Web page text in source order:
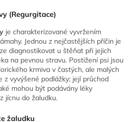
(Regurgitace)
je charakterizované vyvržením
Jednou z nejčastějších příčin je
diagnostikovat u štěňat při jejich
na pevnou stravu. Postižení psi jsou
krmiva v častých, ale malých
z vyvýšené podlážky; její průchod
mohou být podávány léky
jícnu do žaludku.
žaludku